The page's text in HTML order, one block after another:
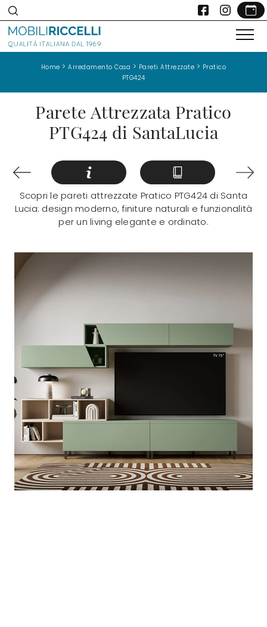
Home >Arredamento Casa > Pareti Attrezzate > Pratico
PTG424
Parete Attrezzata Pratico
PTG424 di SantaLucia
Scopri le pareti attrezzate Pratico PTG424 di Santa
Lucia: design moderno, finiture naturali e funzionalità
per un living elegante e ordinato.